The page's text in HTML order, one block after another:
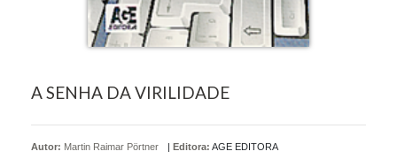
A SENHA DA VIRILIDADE
Autor: Martin Raimar Pörtner Editora: AGE EDITORA